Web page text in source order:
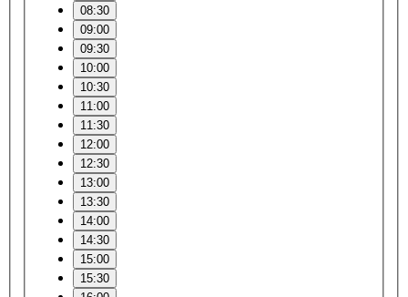
08:30
09:00
09:30
10:00
10:30
11:00
11:30
12:00
12:30
13:00
13:30
14:00
14:30
15:00
15:30